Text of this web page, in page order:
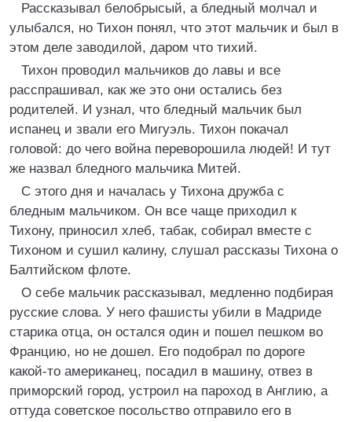
Рассказывал белобрысый, а бледный молчал и
улыбался, но Тихон понял, что этот мальчик и был в
этом деле заводилой, даром что тихий.
Тихон проводил мальчиков до лавы и все
расспрашивал, как же это они остались без
родителей. И узнал, что бледный мальчик был
испанец и звали его Мигуэль. Тихон покачал
головой: до чего война переворошила людей! И тут
же назвал бледного мальчика Митей.
С этого дня и началась у Тихона дружба с
бледным мальчиком. Он все чаще приходил к
Тихону, приносил хлеб, табак, собирал вместе с
Тихоном и сушил калину, слушал рассказы Тихона о
Балтийском флоте.
О себе мальчик рассказывал, медленно подбирая
русские слова. У него фашисты убили в Мадриде
старика отца, он остался один и пошел пешком во
Францию, но не дошел. Его подобрал по дороге
какой-то американец, посадил в машину, отвез в
приморский город, устроил на пароход в Англию, а
оттуда советское посольство отправило его в